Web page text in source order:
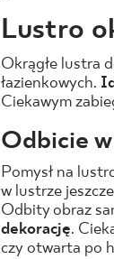
Lustro
Okrągłe lustra
łazienkowych.
Ciekawym
Odbicie
Pomysł na
w lustrze
Odbity obraz
dekorację.
czy otwarta po